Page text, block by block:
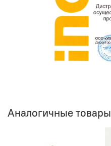
Аналогичные товары